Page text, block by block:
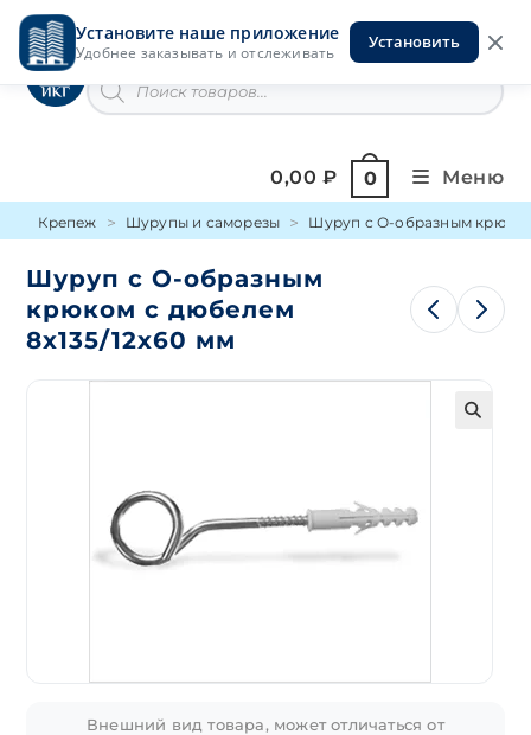
Установите наше приложение
Удобнее заказывать и отслеживать
Установить
Перейти
содержимомуИнструменты на Горской
товаров
0,00₽ 0 Меню
Крепеж Шурупы и саморезы Шуруп с О-образным
Шуруп с О-образным
крюком с дюбелем
8х135/12х60 мм
Внешний вид товара, может отличаться от